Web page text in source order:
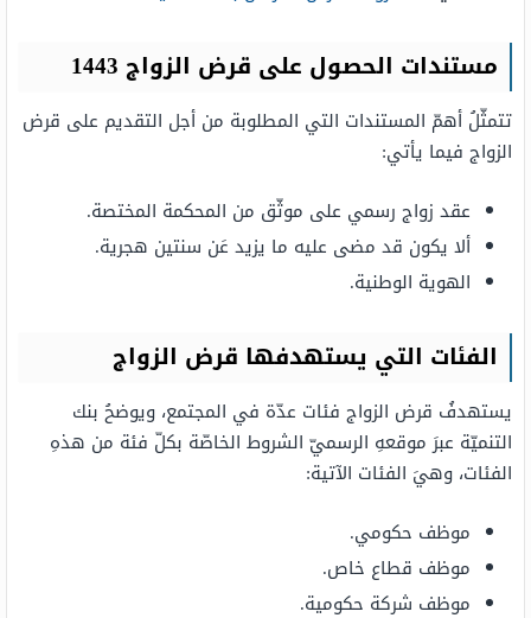
مستندات الحصول على قرض الزواج 1443
تتمثّلُ أهمّ المستندات التي المطلوبة من أجل التقديم على قرض
الزواج فيما يأتي:
عقد زواج رسمي على موثّق من المحكمة المختصة.
ألا يكون قد مضى عليه ما يزيد عَن سنتين هجرية.
الهوية الوطنية.
الفئات التي يستهدفها قرض الزواج
يستهدفُ قرض الزواج فئات عدّة في المجتمع، ويوضحُ بنك
التنميّة عبرَ موقعهِ الرسميّ الشروط الخاصّة بكلّ فئة من هذهِ
الفئات، وهيَ الفئات الآتية:
موظف حكومي.
موظف قطاع خاص.
موظف شركة حكومية.